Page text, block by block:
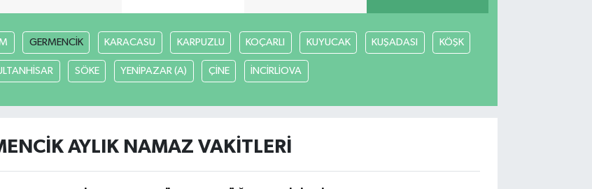
GERMENCİK KARACASU KARPUZLU KOÇARLI KUYUCAK KUŞADASI KÖŞK
SÖKE YENİPAZAR (A) ÇİNE İNCİRLİOVA
AYLIK NAMAZ VAKITLERI